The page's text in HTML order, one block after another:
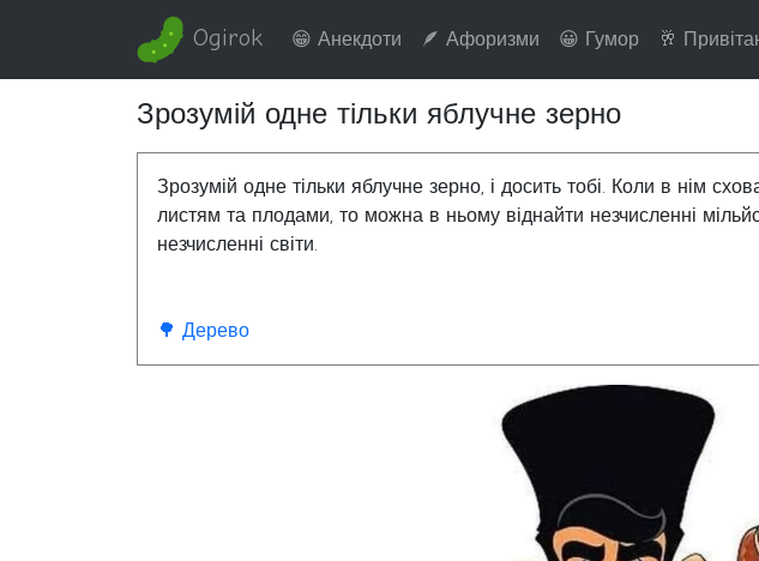
Ogirok 😁 Анекдоти 🪶 Афоризми 😀 Гумор 🥂
Зрозумій одне тільки яблучне зерно
Зрозумій одне тільки яблучне зерно, і досить тобі. Коли в нім
листям та плодами, то можна в ньому віднайти незчисленні
незчисленні світи.
🌳 Дерево